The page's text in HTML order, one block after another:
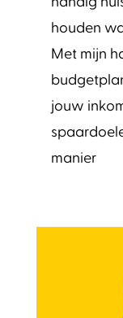
houden
Met mijn
jouw
manier